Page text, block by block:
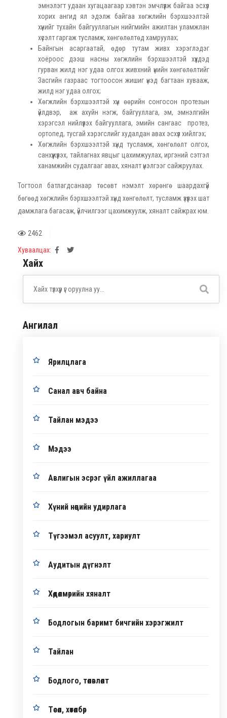
эмнэлэгт удаан хугацаагаар хэвтэн эмчлүүлж байгаа эсхүл
хорих ангид ял эдэлж байгаа хөгжлийн бэрхшээлтэй
хүнийг тухайн байгууллагын нийгмийн ажилтан уламжлан
хүсэлт гаргаж тусламж, хөнгөлөлтөд хамруулах;
Байнгын асаргаатай, өдөр тутам живх хэрэглэдэг
хоёроос дээш насны хөгжлийн бэрхшээлтэй хүүхдэд
гурван жилд нэг удаа олгох живхний үнийн хөнгөлөлтийг
Засгийн газраас тогтоосон жишиг үнэд багтаан хувааж,
жилд нэг удаа олгох;
Хөгжлийн бэрхшээлтэй хүн өөрийн сонгосон протезын
үйлдвэр, аж ахуйн нэгж, байгууллага, эм, эмнэлгийн
хэрэгсэл нийлүүлэх байгууллага, эмийн сангаас протез,
ортопед, тусгай хэрэгслийг худалдан авах эсхүл хийлгэх;
Хөгжлийн бэрхшээлтэй хүнд тусламж, хөнгөлөлт олгох,
санхүүжүүлэх, тайлагнах явцыг цахимжуулах, иргэний сэтгэл
ханамжийн судалгааг авах, хяналт үнэлгээг сайжруулах.
Тогтоол батлагдсанаар төсөвт нэмэлт хөрөнгө шаардахгүй
бөгөөд хөгжлийн бэрхшээлтэй хүнд хөнгөлөлт, тусламж үзүүлэх шат
дамжлага багасаж, үйлчилгээг цахимжуулж, хяналт сайжрах юм.
2462
Хуваалцах:
Хайх
Ангилал
Ярилцлага
Санал авч байна
Тайлан мэдээ
Мэдээ
Авлигын эсрэг үйл ажиллагаа
Хүний нөөцийн удирлага
Түгээмэл асуулт, хариулт
Аудитын дүгнэлт
Хөдөлмөрийн хяналт
Бодлогын баримт бичгийн хэрэгжилт
Тайлан
Бодлого, төлөвлөлт
Төсөл, хөтөлбөр